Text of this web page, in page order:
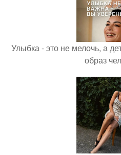
Улыбка - это не мелочь, а
образ